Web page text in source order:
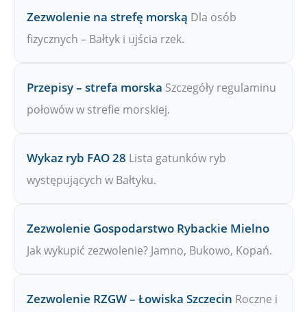
Zezwolenie na strefę morską Dla osób
fizycznych – Bałtyk i ujścia rzek.
Przepisy – strefa morska Szczegóły regulaminu
połowów w strefie morskiej.
Wykaz ryb FAO 28 Lista gatunków ryb
występujących w Bałtyku.
Zezwolenie Gospodarstwo Rybackie Mielno
Jak wykupić zezwolenie? Jamno, Bukowo, Kopań.
Zezwolenie RZGW – Łowiska Szczecin Roczne i